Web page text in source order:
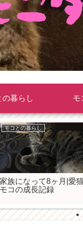
の暮らし モ
モコとの暮らし
家族になって8ヶ月|愛
モコの成長記録